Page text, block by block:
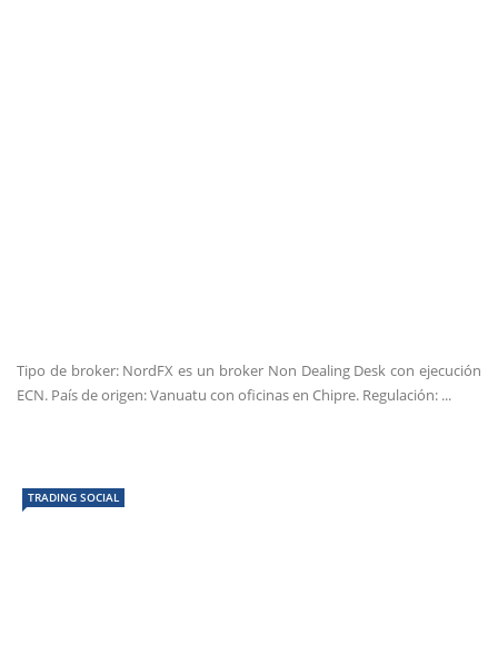
Tipo de broker: NordFX es un broker Non Dealing Desk con ejecución
ECN. País de origen: Vanuatu con oficinas en Chipre. Regulación: ...
TRADING SOCIAL